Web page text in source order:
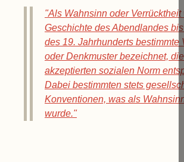
"Als Wahnsinn oder
Geschichte des Abendlandes
des 19. Jahrhunderts bestimmte
oder Denkmuster bezeichnet,
akzeptierten sozialen Norm
Dabei bestimmten stets
Konventionen, was als
wurde."